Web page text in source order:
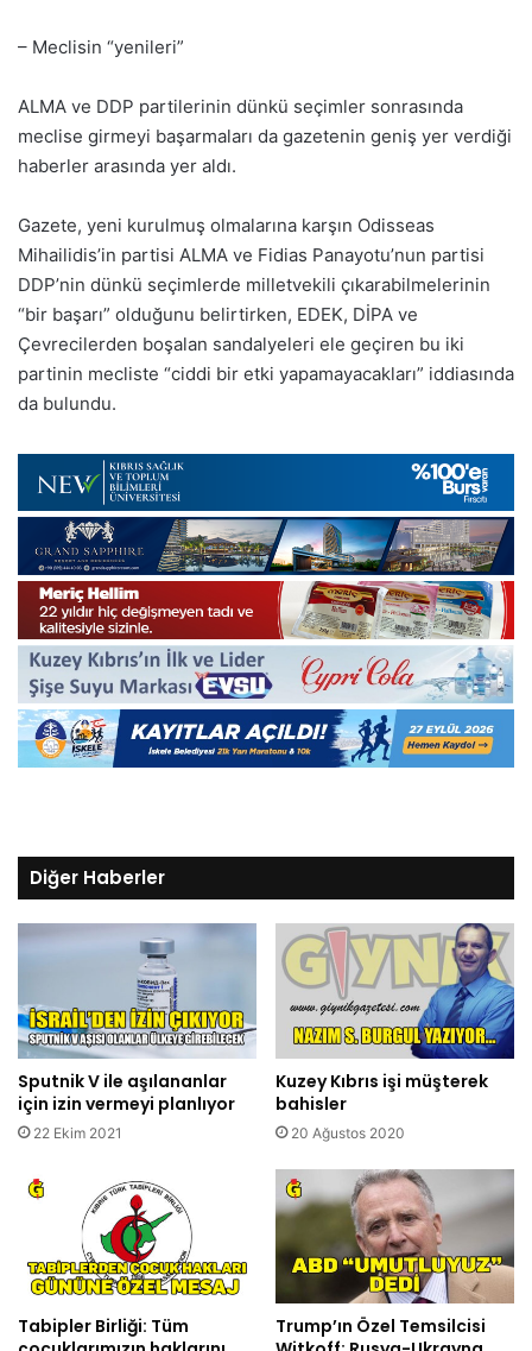
– Meclisin “yenileri”
ALMA ve DDP partilerinin dünkü seçimler sonrasında
meclise girmeyi başarmaları da gazetenin geniş yer verdiği
haberler arasında yer aldı.
Gazete, yeni kurulmuş olmalarına karşın Odisseas
Mihailidis’in partisi ALMA ve Fidias Panayotu’nun partisi
DDP’nin dünkü seçimlerde milletvekili çıkarabilmelerinin
“bir başarı” olduğunu belirtirken, EDEK, DİPA ve
Çevrecilerden boşalan sandalyeleri ele geçiren bu iki
partinin mecliste “ciddi bir etki yapamayacakları” iddiasında
da bulundu.
Diğer Haberler
Sputnik V ile aşılananlar
için izin vermeyi planlıyor
22 Ekim 2021
Kuzey Kıbrıs işi müşterek
bahisler
20 Ağustos 2020
Tabipler Birliği: Tüm
Trump’ın Özel Temsilcisi